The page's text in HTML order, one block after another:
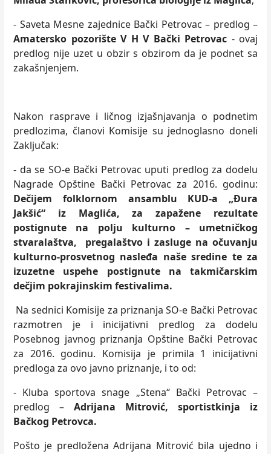
- Saveta Mesne zajednice Bački Petrovac – predlog –
Amatersko pozorište V H V Bački Petrovac - ovaj
predlog nije uzet u obzir s obzirom da je podnet sa
zakašnjenjem.
Nakon rasprave i ličnog izjašnjavanja o podnetim
predlozima, članovi Komisije su jednoglasno doneli
Zaključak:
- da se SO-e Bački Petrovac uputi predlog za dodelu
Nagrade Opštine Bački Petrovac za 2016. godinu:
Dečijem folklornom ansamblu KUD-a „Đura
Jakšić“ iz Maglića, za zapažene rezultate
postignute na polјu kulturno – umetničkog
stvaralaštva, pregalaštvo i zasluge na očuvanju
kulturno-prosvetnog nasleđa naše sredine te za
izuzetne uspehe postignute na takmičarskim
dečjim pokrajinskim festivalima.
Na sednici Komisije za priznanja SO-e Bački Petrovac
razmotren je i inicijativni predlog za dodelu
Posebnog javnog priznanja Opštine Bački Petrovac
za 2016. godinu. Komisija je primila 1 inicijativni
predloga za ovo javno priznanje, i to od:
- Kluba sportova snage „Stena“ Bački Petrovac –
predlog – Adrijana Mitrović, sportistkinja iz
Bačkog Petrovca.
Pošto je predložena Adrijana Mitrović bila ujedno i